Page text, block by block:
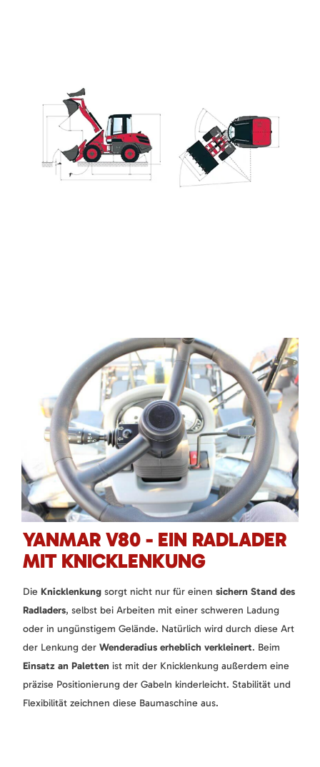
YANMAR V80 - EIN RADLADER
MIT KNICKLENKUNG
Die Knicklenkung sorgt nicht nur für einen sichern Stand des
Radladers, selbst bei Arbeiten mit einer schweren Ladung
oder in ungünstigem Gelände. Natürlich wird durch diese Art
der Lenkung der Wenderadius erheblich verkleinert. Beim
Einsatz an Paletten ist mit der Knicklenkung außerdem eine
präzise Positionierung der Gabeln kinderleicht. Stabilität und
Flexibilität zeichnen diese Baumaschine aus.